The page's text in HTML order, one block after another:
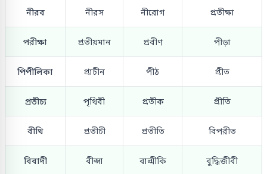
নীরব নীরস নীরোগ প্রতীক্ষা
পরীক্ষা প্রতীয়মান প্রবীণ পীড়া
পিপীলিকা প্রাচীন পীঠ প্রীত
প্রতীচ্য পৃথিবী প্রতীক প্রীতি
বীথি প্রতীচী প্রতীতি বিপরীত
বিবাদী বীপ্সা বাল্মীকি বুদ্ধিজীবী